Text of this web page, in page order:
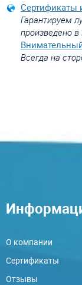
Сертификаты
Гарантируем
произведено в
Всегда на
О компании
Сертификаты
Отзывы